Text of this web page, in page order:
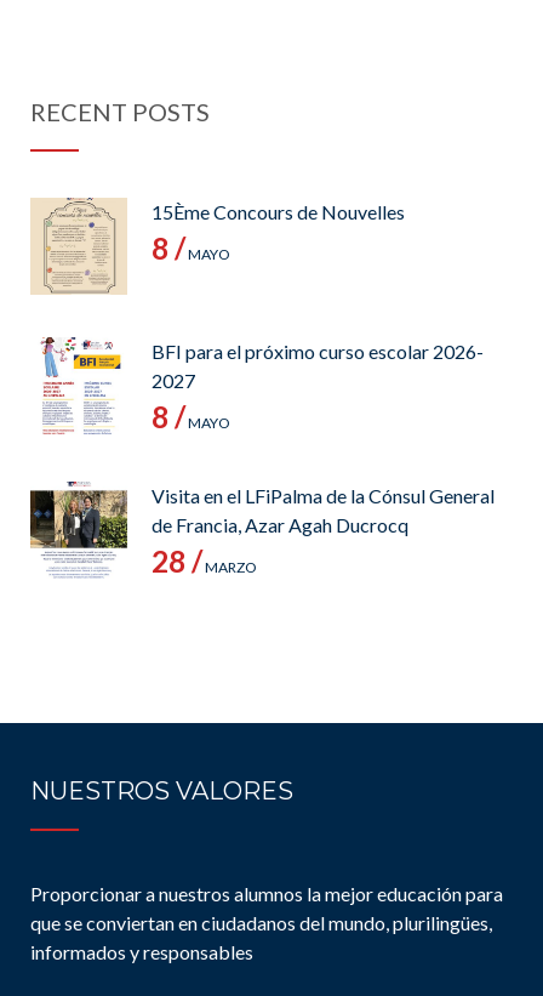
RECENT POSTS
15Ème Concours de Nouvelles
8 /MAYO
BFI para el próximo curso escolar 2026-
2027
8 /MAYO
Visita en el LFiPalma de la Cónsul General
de Francia, Azar Agah Ducrocq
28 /MARZO
NUESTROS VALORES
Proporcionar a nuestros alumnos la mejor educación para
que se conviertan en ciudadanos del mundo, plurilingües,
informados y responsables